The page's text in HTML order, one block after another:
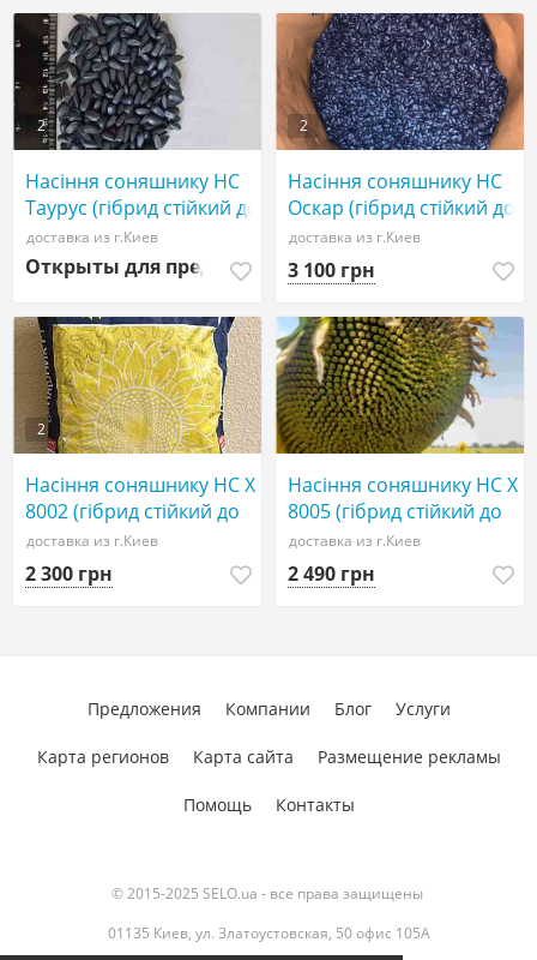
2
Насіння соняшнику НС
Таурус (гібрид стійкий до
Євро-Лайтінгу,
технологія "Кліарфілд").
доставка из г.Киев
Открыты для предложений
2
Насіння соняшнику НС
Оскар (гібрид стійкий до
гранстару, технологія
SUMO).
доставка из г.Киев
3 100 грн
2
Насіння соняшнику НС Х
8002 (гібрид стійкий до
гранстару, технологія
SUMO).
доставка из г.Киев
2 300 грн
Насіння соняшнику НС Х
8005 (гібрид стійкий до
гранстару, технологія
SUMO).
доставка из г.Киев
2 490 грн
© 2015-2025 SELO.ua - все права защищены
01135 Киев, ул. Златоустовская, 50 офис 105А
Предложения Компании Блог Услуги
Карта регионов Карта сайта Размещение рекламы
Помощь Контакты